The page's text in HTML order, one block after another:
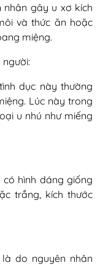
nhân gây u xơ kích
và thức ăn hoặc
miệng.
dục này thường
Lúc này trong
u nhú như miếng
hình dáng giống
trắng, kích thước
do nguyên nhân